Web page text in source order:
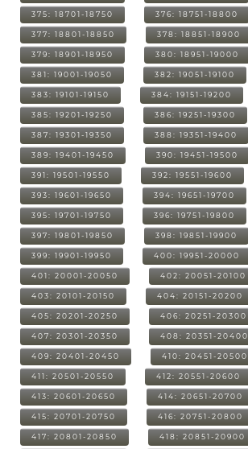
375: 18701-18750 376: 18751-18800
377: 18801-18850 378: 18851-18900
379: 18901-18950 380: 18951-19000
381: 19001-19050 382: 19051-19100
383: 19101-19150 384: 19151-19200
385: 19201-19250 386: 19251-19300
387: 19301-19350 388: 19351-19400
389: 19401-19450 390: 19451-19500
391: 19501-19550 392: 19551-19600
393: 19601-19650 394: 19651-19700
395: 19701-19750 396: 19751-19800
397: 19801-19850 398: 19851-19900
399: 19901-19950 400: 19951-20000
401: 20001-20050 402: 20051-20100
403: 20101-20150 404: 20151-20200
405: 20201-20250 406: 20251-20300
407: 20301-20350 408: 20351-20400
409: 20401-20450 410: 20451-20500
411: 20501-20550 412: 20551-20600
413: 20601-20650 414: 20651-20700
415: 20701-20750 416: 20751-20800
417: 20801-20850 418: 20851-20900